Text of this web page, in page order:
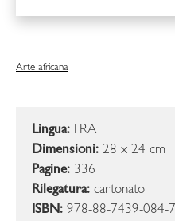
Arte africana
Lingua: FRA
Dimensioni: 28 x 24 cm
Pagine: 336
Rilegatura: cartonato
ISBN: 978-88-7439-084-7